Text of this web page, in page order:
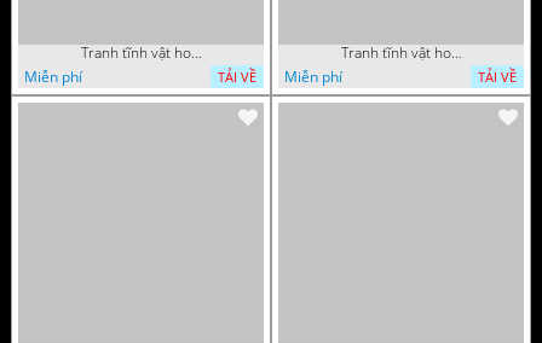
Tranh tĩnh vật hoa quả sơn dầu nghệ thuật
Miễn phí
TẢI VỀ
Tranh tĩnh vật hoa quả sơn dầu trang trí tường
Miễn phí
TẢI VỀ